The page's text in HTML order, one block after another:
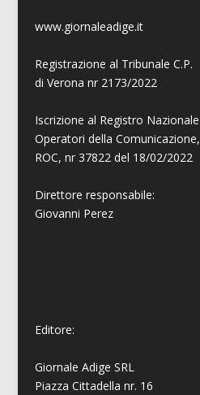
www.giornaleadige.it
Registrazione al Tribunale C.P.
di Verona nr 2173/2022
Iscrizione al Registro Nazionale
Operatori della Comunicazione,
ROC, nr 37822 del 18/02/2022
Direttore responsabile:
Giovanni Perez
Editore:
Giornale Adige SRL
Piazza Cittadella nr. 16